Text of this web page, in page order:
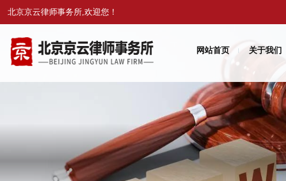
北京京云律师事务所,欢迎您！
网站首页 关于我们